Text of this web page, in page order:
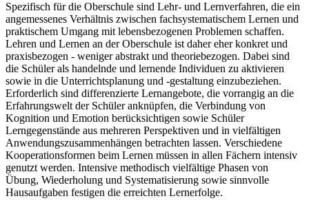
Spezifisch für die Oberschule sind Lehr- und Lernverfahren, die ein
angemessenes Verhältnis zwischen fachsystematischem Lernen und
praktischem Umgang mit lebensbezogenen Problemen schaffen.
Lehren und Lernen an der Oberschule ist daher eher konkret und
praxisbezogen - weniger abstrakt und theoriebezogen. Dabei sind
die Schüler als handelnde und lernende Individuen zu aktivieren
sowie in die Unterrichtsplanung und -gestaltung einzubeziehen.
Erforderlich sind differenzierte Lernangebote, die vorrangig an die
Erfahrungswelt der Schüler anknüpfen, die Verbindung von
Kognition und Emotion berücksichtigen sowie Schüler
Lerngegenstände aus mehreren Perspektiven und in vielfältigen
Anwendungszusammenhängen betrachten lassen. Verschiedene
Kooperationsformen beim Lernen müssen in allen Fächern intensiv
genutzt werden. Intensive methodisch vielfältige Phasen von
Übung, Wiederholung und Systematisierung sowie sinnvolle
Hausaufgaben festigen die erreichten Lernerfolge.